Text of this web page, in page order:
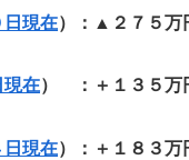
日現在）：▲２７５万
現在） ：＋１３５万
日現在）：＋１８３万